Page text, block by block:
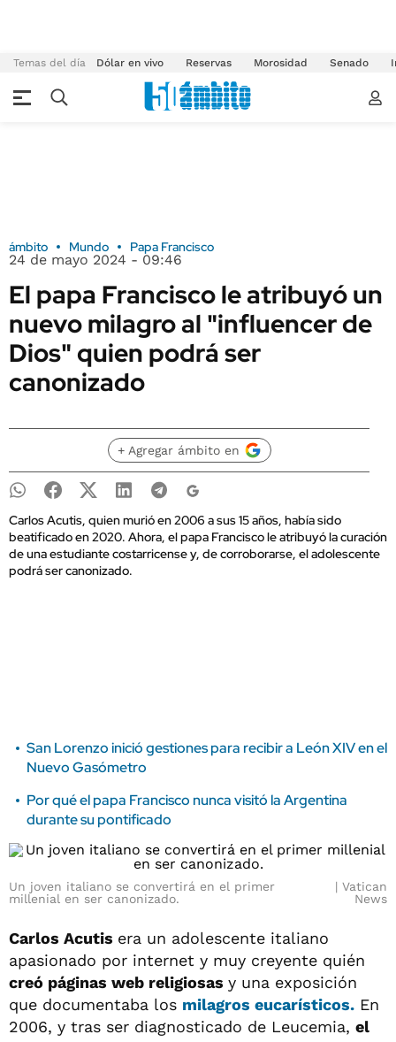
Temas del día Dólar en vivo Reservas Morosidad Senado
ámbito Mundo Papa Francisco
24 de mayo 2024 - 09:46
El papa Francisco le atribuyó un
nuevo milagro al "influencer de
Dios" quien podrá ser
canonizado
+ Agregar ámbito en
Carlos Acutis, quien murió en 2006 a sus 15 años, había sido
beatificado en 2020. Ahora, el papa Francisco le atribuyó la curación
de una estudiante costarricense y, de corroborarse, el adolescente
podrá ser canonizado.
San Lorenzo inició gestiones para recibir a León XIV en el
Nuevo Gasómetro
Por qué el papa Francisco nunca visitó la Argentina
durante su pontificado
Un joven italiano se convertirá en el primer
millenial en ser canonizado.
Vatican
News
Carlos Acutis era un adolescente italiano
apasionado por internet y muy creyente quién
creó páginas web religiosas y una exposición
que documentaba los milagros eucarísticos. En
2006, y tras ser diagnosticado de Leucemia, el